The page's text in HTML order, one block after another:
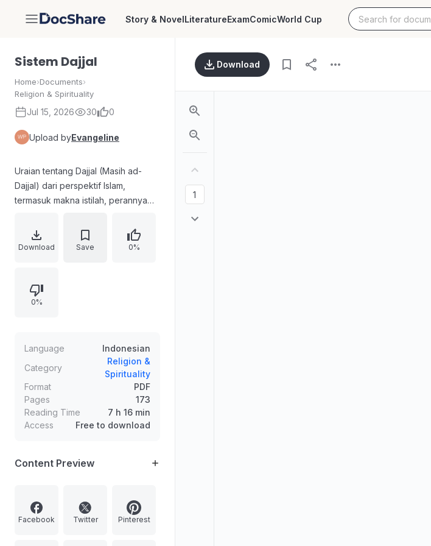
DocShare Story & NovelLiteratureExamComicWorld Cup
Sistem Dajjal
Home›Documents›
Religion & Spirituality
Jul 15, 2026 30 0
Upload byEvangeline
Uraian tentang Dajjal (Masih ad-
Dajjal) dari perspektif Islam,
termasuk makna istilah, perannya
budaya global, dan kekuatan gaib.
Disertakan rujukan hadis dari
perlindungan melalui hafalan ayat
Al-Kahfi, doa berlindung dari fitnah
Kiamat.
Download Save 0%
0%
Language
Indonesian
Category
Religion &
Spirituality
Format
PDF
Pages
173
Reading Time
7 h 16 min
Access
Free to download
Content Preview
Facebook Twitter Pinterest
Download